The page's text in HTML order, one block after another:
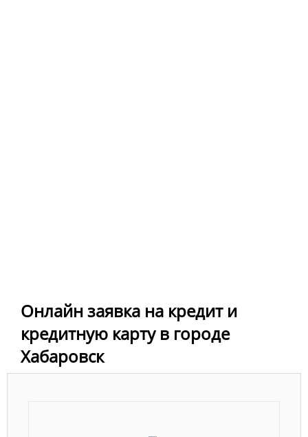
Онлайн заявка на кредит и
кредитную карту в городе
Хабаровск